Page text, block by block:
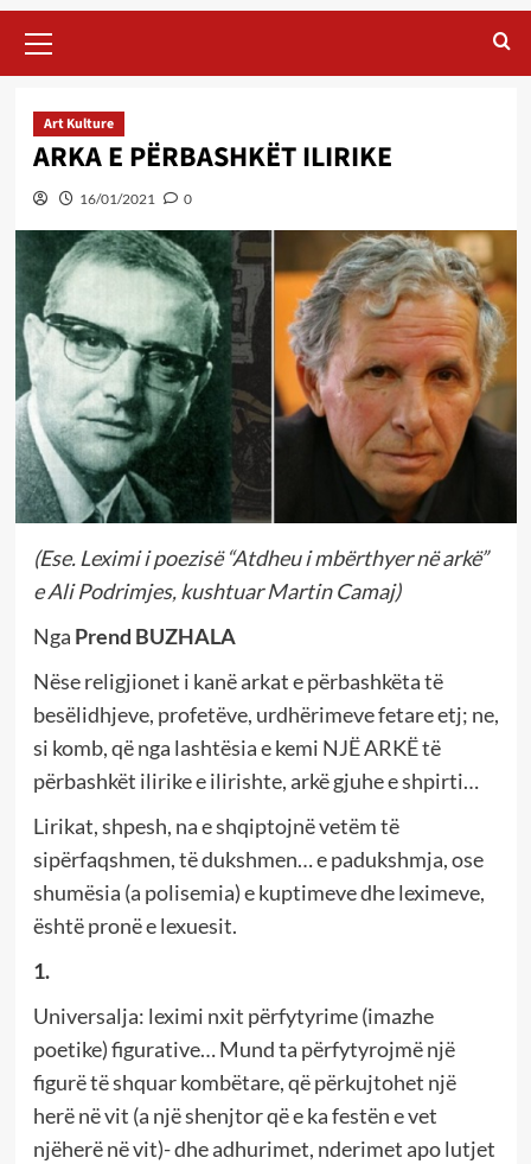
Menu
Art Kulture
ARKA E PËRBASHKËT ILIRIKE
16/01/2021 0
(Ese. Leximi i poezisë “Atdheu i mbërthyer në arkë”
e Ali Podrimjes, kushtuar Martin Camaj)
Nga Prend BUZHALA
Nëse religjionet i kanë arkat e përbashkëta të
besëlidhjeve, profetëve, urdhërimeve fetare etj; ne,
si komb, që nga lashtësia e kemi NJË ARKË të
përbashkët ilirike e ilirishte, arkë gjuhe e shpirti…
Lirikat, shpesh, na e shqiptojnë vetëm të
sipërfaqshmen, të dukshmen… e padukshmja, ose
shumësia (a polisemia) e kuptimeve dhe leximeve,
është pronë e lexuesit.
1.
Universalja: leximi nxit përfytyrime (imazhe
poetike) figurative… Mund ta përfytyrojmë një
figurë të shquar kombëtare, që përkujtohet një
herë në vit (a një shenjtor që e ka festën e vet
njëherë në vit)- dhe adhurimet, nderimet apo lutjet